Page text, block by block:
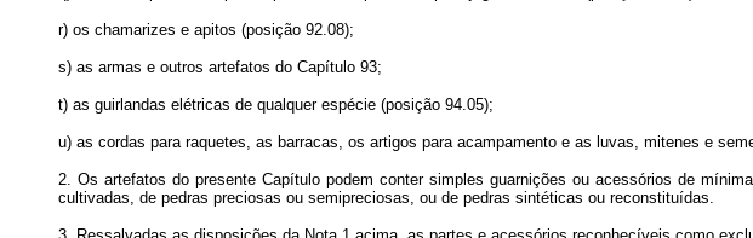
r) os chamarizes e apitos (posição 92.08);
s) as armas e outros artefatos do Capítulo 93;
t) as guirlandas elétricas de qualquer espécie (posição 94.05);
u) as cordas para raquetes, as barracas, os artigos para acampamento e as luvas, mitenes e
2. Os artefatos do presente Capítulo podem conter simples guarnições ou acessórios de
cultivadas, de pedras preciosas ou semipreciosas, ou de pedras sintéticas ou reconstituídas.